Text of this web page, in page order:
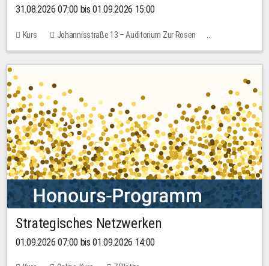
31.08.2026 07:00 bis 01.09.2026 15:00
Kurs
Johannisstraße 13 – Auditorium Zur Rosen
Keine freien Plätze
30,00 EUR
Strategisches Netzwerken
01.09.2026 07:00 bis 01.09.2026 14:00